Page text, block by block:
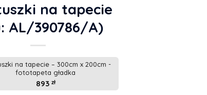
na tapecie
AL/390786/A)
na tapecie – 300cm x 200cm -
fototapeta gładka
893 zł